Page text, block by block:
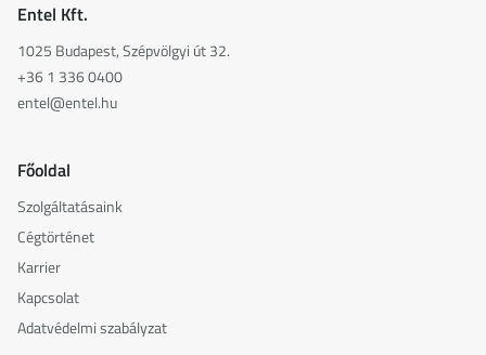
Entel Kft.
1025 Budapest, Szépvölgyi út 32.
+36 1 336 0400
entel@entel.hu
Főoldal
Szolgáltatásaink
Cégtörténet
Karrier
Kapcsolat
Adatvédelmi szabályzat